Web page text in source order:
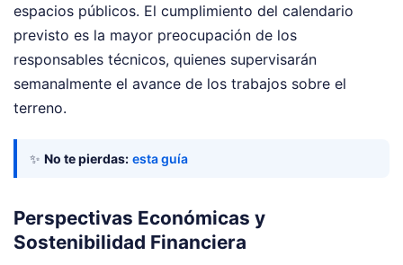
espacios públicos. El cumplimiento del calendario
previsto es la mayor preocupación de los
responsables técnicos, quienes supervisarán
semanalmente el avance de los trabajos sobre el
terreno.
✨ No te pierdas: esta guía
Perspectivas Económicas y
Sostenibilidad Financiera